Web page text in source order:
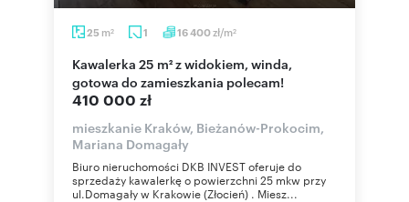
25 m2 1 16 400zł/m2
Kawalerka 25 m² z widokiem, winda,
gotowa do zamieszkania polecam!
410 000 zł
mieszkanie Kraków, Bieżanów-Prokocim,
Mariana Domagały
Biuro nieruchomości DKB INVEST oferuje do
sprzedaży kawalerkę o powierzchni 25 mkw przy
ul.Domagały w Krakowie (Złocień) . Miesz...